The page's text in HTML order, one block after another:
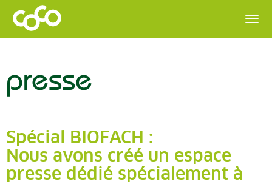
presse
Spécial BIOFACH :
Nous avons créé un espace
presse dédié spécialement à